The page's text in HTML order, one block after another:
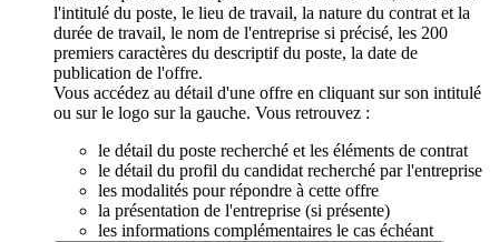
l'intitulé du poste, le lieu de travail, la nature du contrat et la
durée de travail, le nom de l'entreprise si précisé, les 200
premiers caractères du descriptif du poste, la date de
publication de l'offre.
Vous accédez au détail d'une offre en cliquant sur son intitulé
ou sur le logo sur la gauche. Vous retrouvez :
le détail du poste recherché et les éléments de contrat
le détail du profil du candidat recherché par l'entreprise
les modalités pour répondre à cette offre
la présentation de l'entreprise (si présente)
les informations complémentaires le cas échéant